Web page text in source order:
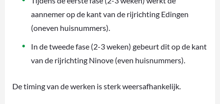
aannemer op de kant van de rijrichting Edingen
(oneven huisnummers).
In de tweede fase (2-3 weken) gebeurt dit op de kant
van de rijrichting Ninove (even huisnummers).
De timing van de werken is sterk weersafhankelijk.